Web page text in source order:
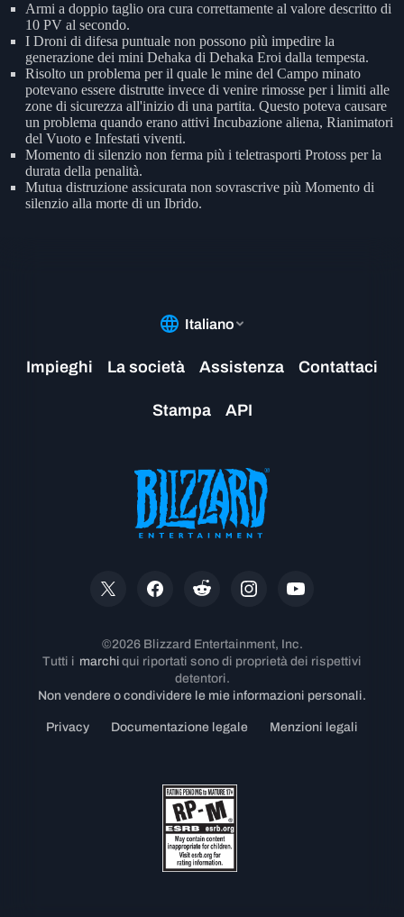
Armi a doppio taglio ora cura correttamente al valore descritto di
10 PV al secondo.
I Droni di difesa puntuale non possono più impedire la
generazione dei mini Dehaka di Dehaka Eroi dalla tempesta.
Risolto un problema per il quale le mine del Campo minato
potevano essere distrutte invece di venire rimosse per i limiti alle
zone di sicurezza all'inizio di una partita. Questo poteva causare
un problema quando erano attivi Incubazione aliena, Rianimatori
del Vuoto e Infestati viventi.
Momento di silenzio non ferma più i teletrasporti Protoss per la
durata della penalità.
Mutua distruzione assicurata non sovrascrive più Momento di
silenzio alla morte di un Ibrido.